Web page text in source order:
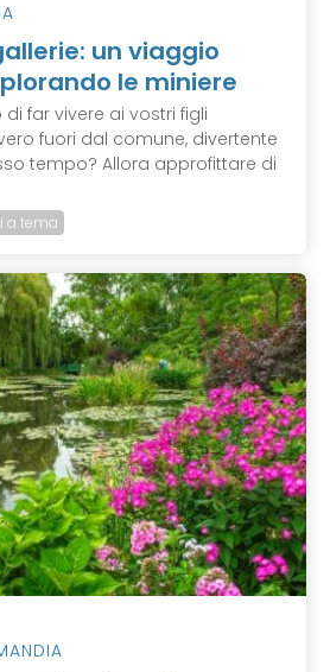
un viaggio
le miniere
far vivere ai vostri figli
fuori dal comune, divertente
tempo? Allora approfittare di
a tema